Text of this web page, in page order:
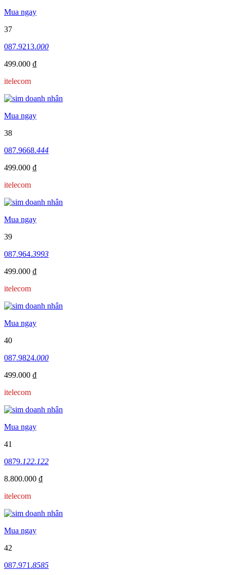
Mua ngay
37
087.9213.000
499.000 ₫
itelecom
Mua ngay
38
087.9668.444
499.000 ₫
itelecom
Mua ngay
39
087.964.3993
499.000 ₫
itelecom
Mua ngay
40
087.9824.000
499.000 ₫
itelecom
Mua ngay
41
0879.122.122
8.800.000 ₫
itelecom
Mua ngay
42
087.971.8585